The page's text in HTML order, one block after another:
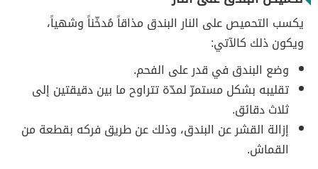
يكسب التحميص على النار البندق مذاقاً مُدخّناً وشهياً،
ويكون ذلك كالآتي:
وضع البندق في قدر على الفحم.
تقليبه بشكل مستمرّ لمدّة تتراوح ما بين دقيقتين إلى
ثلاث دقائق.
إزالة القشر عن البندق، وذلك عن طريق فركه بقطعة من
القماش.